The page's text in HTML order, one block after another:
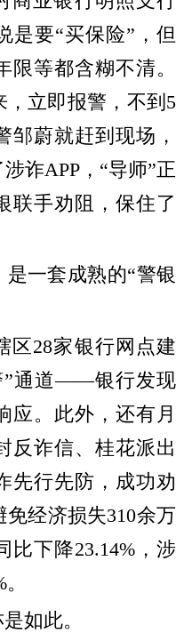
是要“买保险”，但
限等都含糊不清。
立即报警，不到5
邹蔚就赶到现场，
诈APP，“导师”正
联手劝阻，保住了
一套成熟的“警银
区28家银行网点建
”通道——银行发现
应。此外，还有月
反诈信、桂花派出
先行先防，成功劝
免经济损失310余万
比下降23.14%，涉
如此。